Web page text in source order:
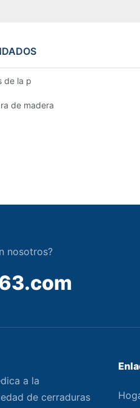
de la puerta de su cocina, horno
de madera
nosotros?
a la
de cerraduras